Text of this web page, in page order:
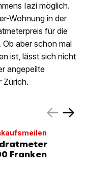
Iazi möglich.
Wohnung in der
für die
aber schon mal
ist, lässt sich nicht
angepeilte
Zürich.
Franken